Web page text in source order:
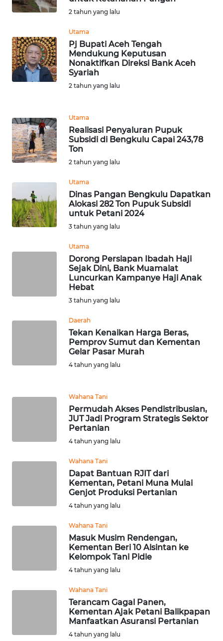
2 tahun yang lalu
Utama
Pj Bupati Aceh Tengah
Mendukung Keputusan
Nonaktifkan Direksi Bank Aceh
Syariah
2 tahun yang lalu
Utama
Realisasi Penyaluran Pupuk
Subsidi di Bengkulu Capai 243,78
Ton
2 tahun yang lalu
Utama
Dinas Pangan Bengkulu Dapatkan
Alokasi 282 Ton Pupuk Subsidi
untuk Petani 2024
3 tahun yang lalu
Utama
Dorong Persiapan Ibadah Haji
Sejak Dini, Bank Muamalat
Luncurkan Kampanye Haji Anak
Hebat
3 tahun yang lalu
Daerah
Tekan Kenaikan Harga Beras,
Pemprov Sumut dan Kementan
Gelar Pasar Murah
4 tahun yang lalu
Wahana Tani
Permudah Akses Pendistribusian,
JUT Jadi Program Strategis Sektor
Pertanian
4 tahun yang lalu
Wahana Tani
Dapat Bantuan RJIT dari
Kementan, Petani Muna Mulai
Genjot Produksi Pertanian
4 tahun yang lalu
Wahana Tani
Masuk Musim Rendengan,
Kementan Beri 10 Alsintan ke
Kelompok Tani Pidie
4 tahun yang lalu
Wahana Tani
Terancam Gagal Panen,
Kementan Ajak Petani Balikpapan
Manfaatkan Asuransi Pertanian
4 tahun yang lalu
OLAHRAGA
OPINI
EDITORIAL
BERITA
KONTAK
KAMI
IKLAN
TENTANG
News
SUMUT
WN
NTT